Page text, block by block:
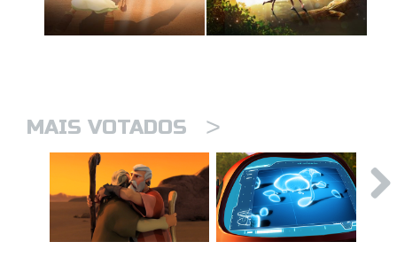
MAIS VOTADOS >